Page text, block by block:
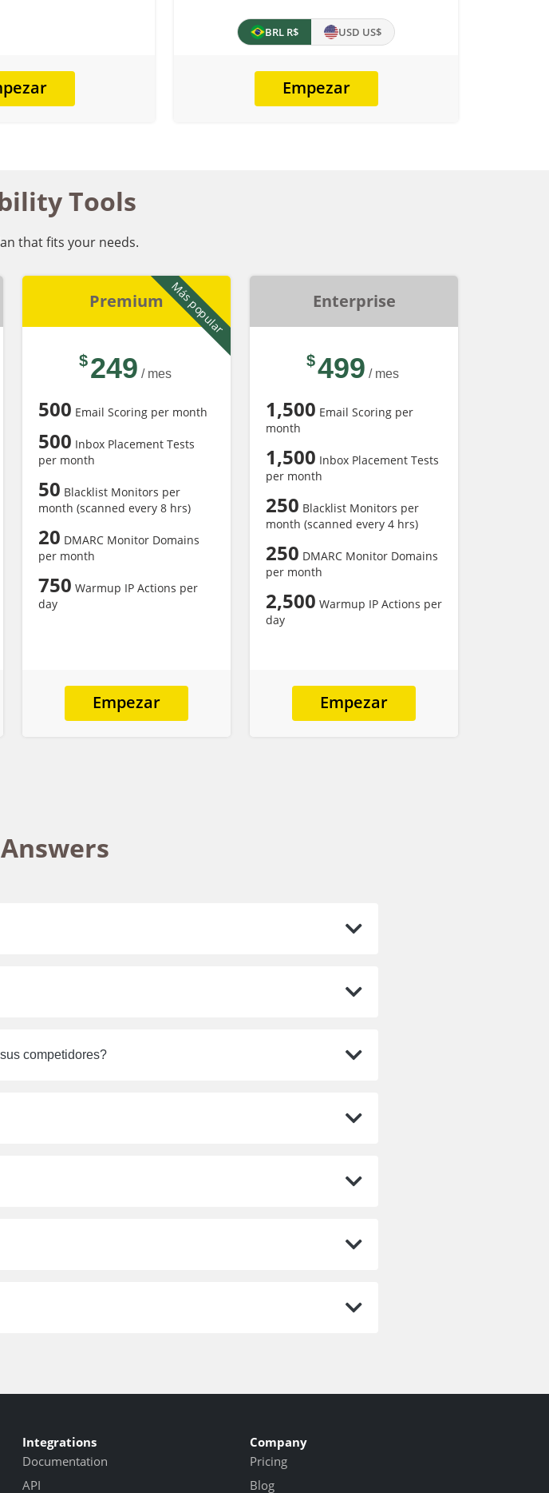
BRL R$ USD US$
Empezar
Tools
that fits your needs.
Más popular
Premium
$249 / mes
500 Email Scoring per month
500 Inbox Placement Tests
per month
50 Blacklist Monitors per
month (scanned every 8 hrs)
20 DMARC Monitor Domains
per month
750 Warmup IP Actions per
day
Empezar
Enterprise
$499 / mes
1,500 Email Scoring per
month
1,500 Inbox Placement Tests
per month
250 Blacklist Monitors per
month (scanned every 4 hrs)
250 DMARC Monitor Domains
per month
2,500 Warmup IP Actions per
day
Empezar
competidores?
Integrations
Documentation
API
Company
Pricing
Blog